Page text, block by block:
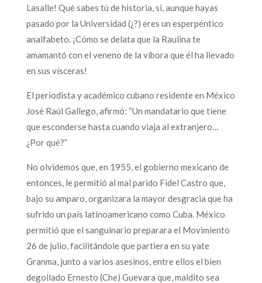
Lasalle! Qué sabes tú de historia, si, aunque hayas
pasado por la Universidad (¿?) eres un esperpéntico
analfabeto. ¡Cómo se delata que la Raulina te
amamantó con el veneno de la víbora que él ha llevado
en sus vísceras!
El periodista y académico cubano residente en México
José Raúl Gallego, afirmó: “Un mandatario que tiene
que esconderse hasta cuando viaja al extranjero…
¿Por qué?”
No olvidemos que, en 1955, el gobierno mexicano de
entonces, le permitió al mal parido Fidel Castro que,
bajo su amparo, organizara la mayor desgracia que ha
sufrido un país latinoamericano como Cuba. México
permitió que el sanguinario preparara el Movimiento
26 de julio, facilitándole que partiera en su yate
Granma, junto a varios asesinos, entre ellos el bien
degollado Ernesto (Che) Guevara que, maldito sea